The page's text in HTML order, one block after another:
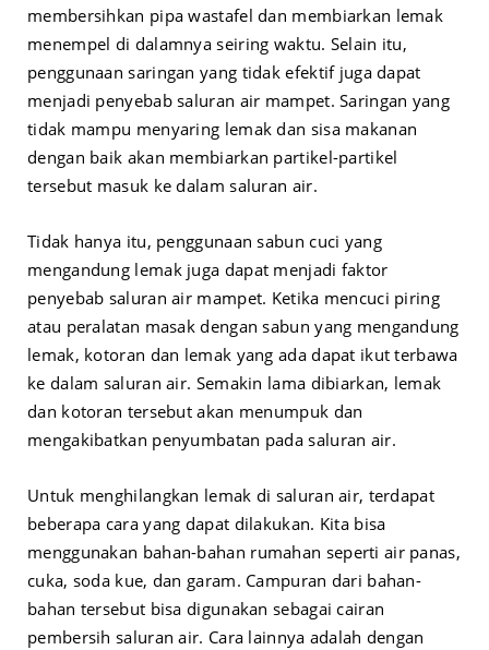
membersihkan pipa wastafel dan membiarkan lemak
menempel di dalamnya seiring waktu. Selain itu,
penggunaan saringan yang tidak efektif juga dapat
menjadi penyebab saluran air mampet. Saringan yang
tidak mampu menyaring lemak dan sisa makanan
dengan baik akan membiarkan partikel-partikel
tersebut masuk ke dalam saluran air.
Tidak hanya itu, penggunaan sabun cuci yang
mengandung lemak juga dapat menjadi faktor
penyebab saluran air mampet. Ketika mencuci piring
atau peralatan masak dengan sabun yang mengandung
lemak, kotoran dan lemak yang ada dapat ikut terbawa
ke dalam saluran air. Semakin lama dibiarkan, lemak
dan kotoran tersebut akan menumpuk dan
mengakibatkan penyumbatan pada saluran air.
Untuk menghilangkan lemak di saluran air, terdapat
beberapa cara yang dapat dilakukan. Kita bisa
menggunakan bahan-bahan rumahan seperti air panas,
cuka, soda kue, dan garam. Campuran dari bahan-
bahan tersebut bisa digunakan sebagai cairan
pembersih saluran air. Cara lainnya adalah dengan